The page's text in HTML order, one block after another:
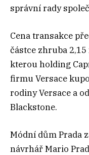
správní rady
Cena transakce
částce zhruba
kterou holding
firmu Versace
rodiny Versace a
Blackstone.
Módní dům Prada
návrhář Mario